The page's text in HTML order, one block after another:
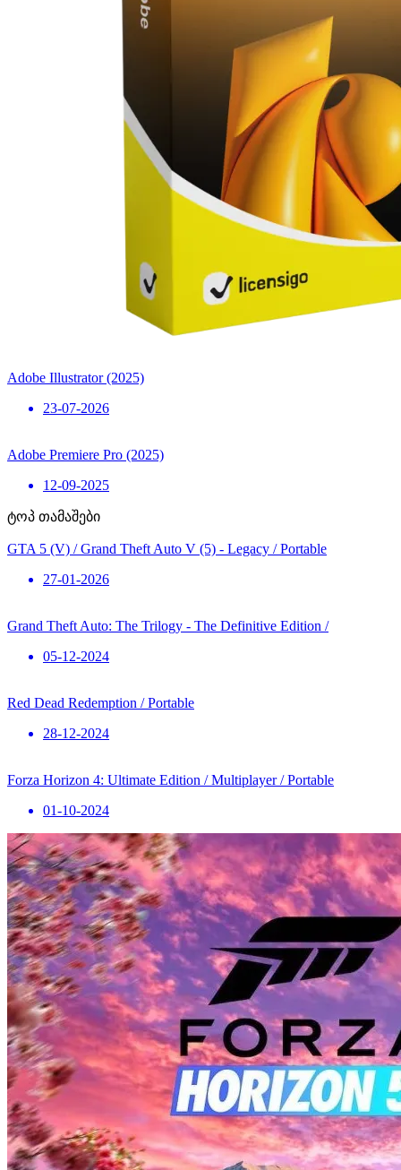
Adobe Illustrator (2025)
23-07-2026
Adobe Premiere Pro (2025)
12-09-2025
ტოპ თამაშები
GTA 5 (V) / Grand Theft Auto V (5) - Legacy / Portable
27-01-2026
Grand Theft Auto: The Trilogy - The Definitive Edition /
05-12-2024
Red Dead Redemption / Portable
28-12-2024
Forza Horizon 4: Ultimate Edition / Multiplayer / Portable
01-10-2024